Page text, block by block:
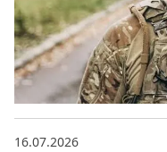
16.07.2026